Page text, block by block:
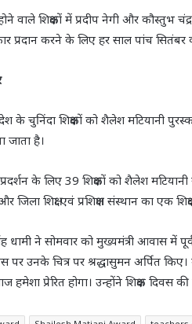
वाले शिक्षकों में प्रदीप नेगी और कौस्तुभ
प्रदान करने के लिए हर साल पांच
के चुनिंदा शिक्षकों को शैलेश मटियानी
जाता है।
प्रदर्शन के लिए 39 शिक्षकों को शैलेश
शिक्षा एवं प्रशिक्षण संस्थान का एक
ने सोमवार को मुख्यमंत्री आवास में पूर्व
उनके चित्र पर श्रद्धासुमन अर्पित किए।
हमेशा प्रेरित होगा। उन्होंने शिक्षक दिवस